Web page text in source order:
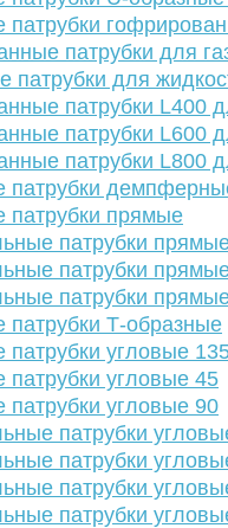
патрубки
патрубки для
патрубки для
патрубки L400
патрубки L600
патрубки L800
патрубки
патрубки прямые
патрубки
патрубки
патрубки
патрубки Т-образные
патрубки угловые
патрубки угловые 45
патрубки угловые 90
патрубки
патрубки
патрубки
патрубки